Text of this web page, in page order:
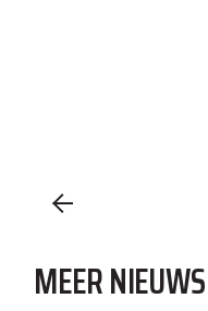
MEER NIEUWS